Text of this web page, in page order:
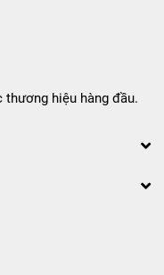
hiệu hàng đầu.